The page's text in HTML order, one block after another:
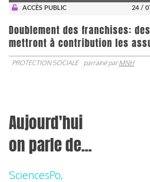
ACCÈS PUBLIC
24 /
Doublement des franchises:
mettront à contribution les
PROTECTION SOCIALE parrainé parMNH
Aujourd'hui
on parle de...
SciencesPo,